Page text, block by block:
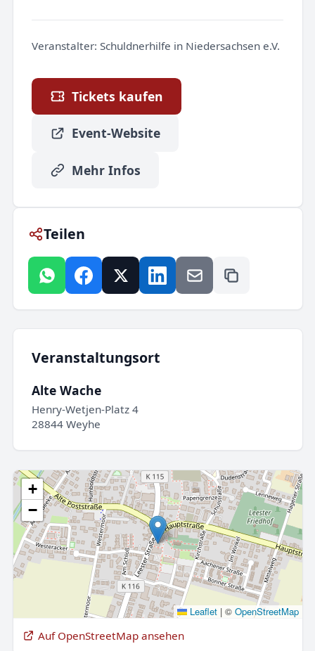
Veranstalter: Schuldnerhilfe in Niedersachsen e.V.
Tickets kaufen
Event-Website
Mehr Infos
Teilen
Veranstaltungsort
Alte Wache
Henry-Wetjen-Platz 4
28844 Weyhe
+
−
Leaflet |© OpenStreetMap
Auf OpenStreetMap ansehen